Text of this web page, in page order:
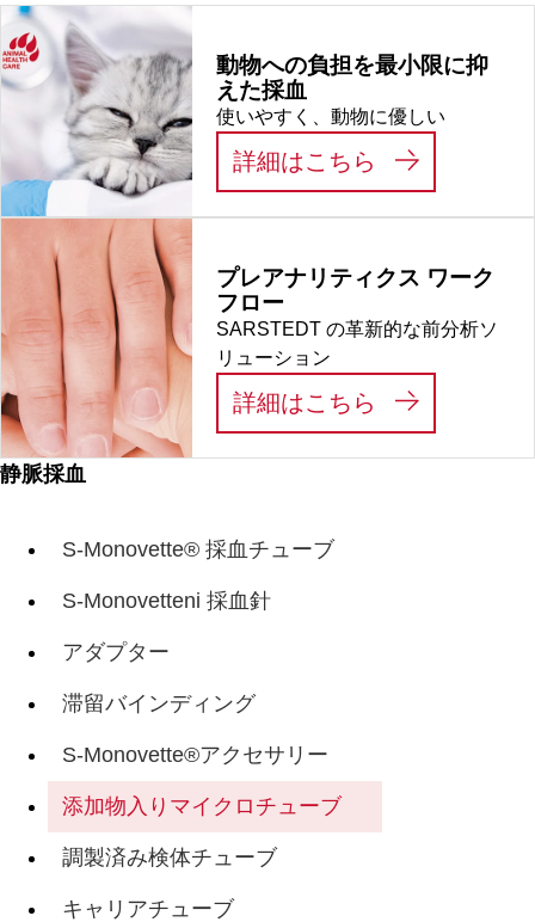
静脈採血
S-Monovette® 採血チューブ
S-Monovetteni 採血針
アダプター
滞留バインディング
S-Monovette®アクセサリー
添加物入りマイクロチューブ
調製済み検体チューブ
キャリアチューブ
動物への負担を最小限に抑
えた採血
使いやすく、動物に優しい
詳細はこちら 動物への負
プレアナリティクス ワーク
フロー
SARSTEDT の革新的な前分析ソ
リューション
詳細はこちら プレアナリ